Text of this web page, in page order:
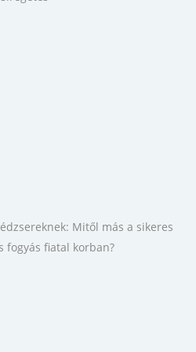
Mitől más a sikeres
fogyás fiatal korban?